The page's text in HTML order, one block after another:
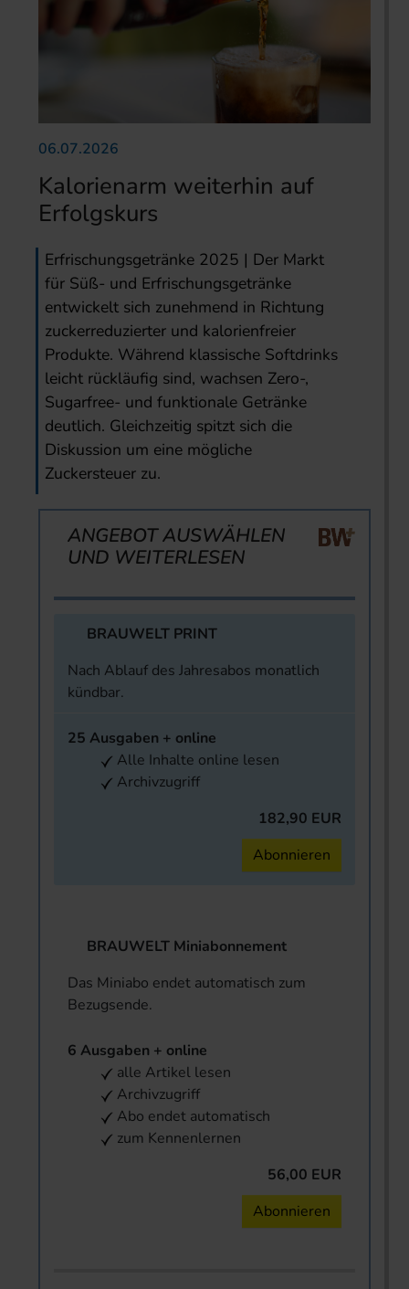
06.07.2026
Kalorienarm weiterhin auf
Erfolgskurs
Erfrischungsgetränke 2025 | Der Markt
für Süß- und Erfrischungsgetränke
entwickelt sich zunehmend in Richtung
zuckerreduzierter und kalorienfreier
Produkte. Während klassische Softdrinks
leicht rückläufig sind, wachsen Zero-,
Sugarfree- und funktionale Getränke
deutlich. Gleichzeitig spitzt sich die
Diskussion um eine mögliche
Zuckersteuer zu.
ANGEBOT AUSWÄHLEN
UND WEITERLESEN
BRAUWELT PRINT
Nach Ablauf des Jahresabos monatlich
kündbar.
25 Ausgaben + online
Alle Inhalte online lesen
Archivzugriff
182,90 EUR
Abonnieren
BRAUWELT Miniabonnement
Das Miniabo endet automatisch zum
Bezugsende.
6 Ausgaben + online
alle Artikel lesen
Archivzugriff
Abo endet automatisch
zum Kennenlernen
56,00 EUR
Abonnieren